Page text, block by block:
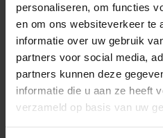
personaliseren, om functies
en om ons websiteverkeer te
informatie over uw gebruik
partners voor social media,
partners kunnen deze
informatie die u aan ze heeft
verzameld op basis van uw
15 DECEMBER 2023
Uitspraak Hoge Raad:
(ECLI:NL:HR:2023:1754,